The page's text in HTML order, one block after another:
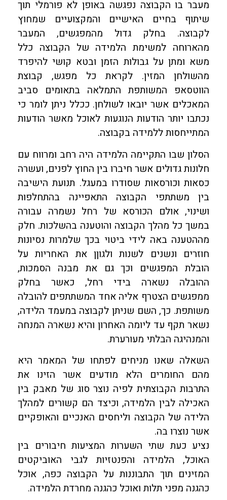
מעבר בו הקבוצה נפגשה באופן לא פורמלי תוך
שיתוף בחיים האישיים והמקצועיים שמחוץ
לקבוצה. בחלק גדול מהמפגשים, המעבר
מהארוחה למשימת הלמידה של הקבוצה כלל
משא ומתן על גבולות הזמן ובטא קושי להיפרד
מהשולחן המזין. לקראת כל מפגש, קבוצת
הווטסאפ המשותפת התמלאה בתאומים סביב
המאכלים אשר יובאו לשולחן. ככלל ניתן לומר כי
נכתבו יותר הודעות הנוגעות לאוכל מאשר הודעות
המתייחסות ללמידה בקבוצה.
הסלון שבו התקיימה הלמידה היה רחב ומרווח עם
חלונות גדולים אשר חיברו בין החוץ לפנים, ועשרה
כסאות וכורסאות שסודרו במעגל. תנועת הישיבה
בין משתתפי הקבוצה התאפיינה בהתחלפות
ושינוי, אולם הכורסא של רחל נשמרה עבורה
במשך כל מהלך הקבוצה והוטענה בהשלכות. חלק
מההטענה באה לידי ביטוי בכך שלמרות נסיונות
חוזרים ונשנים לשנות ולגוןן את האחריות על
הובלת המפגשים וכך גם את מבנה הסמכות,
ההובלה נשארה בידי רחל, כאשר בחלק
ממפגשים הצטרף אליה אחד המשתתפים להובלה
משותפת. כך, השם שניתן לקבוצה במעמד הלידה,
נשאר תקף עד ליומה האחרון והיא נשארה המנחה
והמנהיגה הבלתי מעורערת.
השאלה שאנו מניחים לפתחו של המאמר היא
מהם החומרים הלא מודעים אשר הזינו את
התרבות הקבוצתית לפיה נוצר סוג של מאבק בין
האכילה לבין הלמידה, וכיצד הם קשורים למהלך
הלידה של הקבוצה וליחסים האנכיים והאופקיים
אשר נוצרו בה.
נציע כעת שתי השערות המציעות חיבורים בין
האוכל, הלמידה והפנטזיות לגבי האוביקטים
המזינים תוך התבוננות על הקבוצה כפה, אוכל
כהגנה מפני תלות ואוכל כהגנה מחרדת הלמידה.